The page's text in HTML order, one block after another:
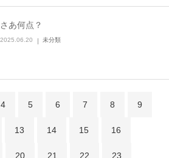
さあ何点？
2025.06.20 未分類
4 5 6 7 8 9
13 14 15 16
20 21 22 23